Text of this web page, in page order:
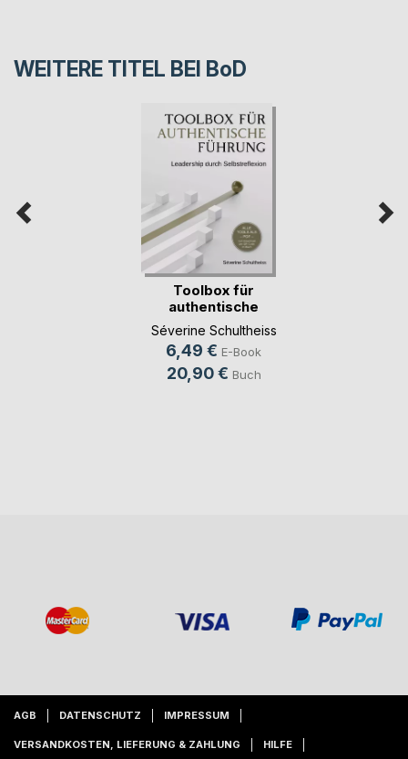
WEITERE TITEL BEI BoD
Toolbox für
authentische
Führung
Séverine Schultheiss
6,49 € E-Book
20,90 € Buch
AGB DATENSCHUTZ IMPRESSUM
VERSANDKOSTEN, LIEFERUNG & ZAHLUNG HILFE